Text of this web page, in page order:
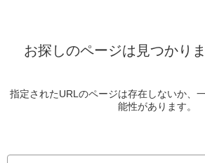
お探しのページは見つかり
指定されたURLのページは存在しないか、
能性があります。